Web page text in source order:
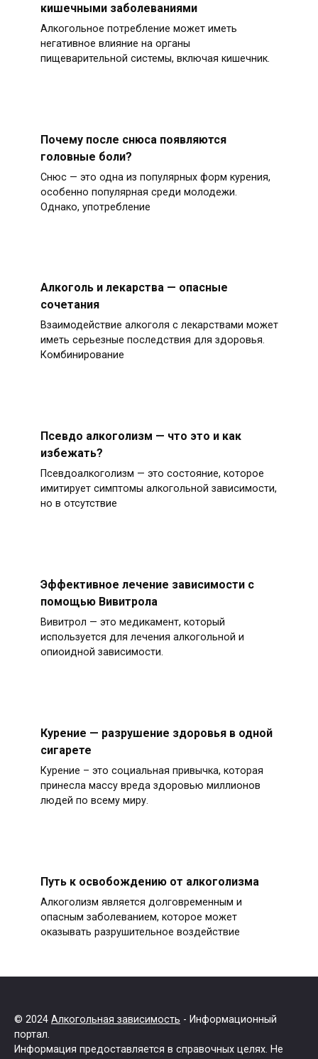
кишечными заболеваниями
Алкогольное потребление может иметь
негативное влияние на органы
пищеварительной системы, включая кишечник.
Почему после снюса появляются
головные боли?
Снюс — это одна из популярных форм курения,
особенно популярная среди молодежи.
Однако, употребление
Алкоголь и лекарства — опасные
сочетания
Взаимодействие алкоголя с лекарствами может
иметь серьезные последствия для здоровья.
Комбинирование
Псевдо алкоголизм — что это и как
избежать?
Псевдоалкоголизм — это состояние, которое
имитирует симптомы алкогольной зависимости,
но в отсутствие
Эффективное лечение зависимости с
помощью Вивитрола
Вивитрол — это медикамент, который
используется для лечения алкогольной и
опиоидной зависимости.
Курение — разрушение здоровья в одной
сигарете
Курение – это социальная привычка, которая
принесла массу вреда здоровью миллионов
людей по всему миру.
Путь к освобождению от алкоголизма
Алкоголизм является долговременным и
опасным заболеванием, которое может
оказывать разрушительное воздействие
© 2024 Алкогольная зависимость - Информационный
портал.
Информация предоставляется в справочных целях. Не